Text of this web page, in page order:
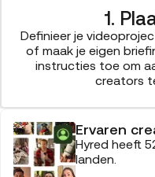
1.
Definieer je
of maak je eigen
instructies toe om
creators
Ervaren
Hyred heeft
landen.